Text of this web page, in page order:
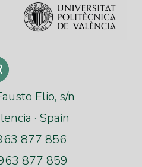
Elio, s/n
· Spain
877 856
877 859